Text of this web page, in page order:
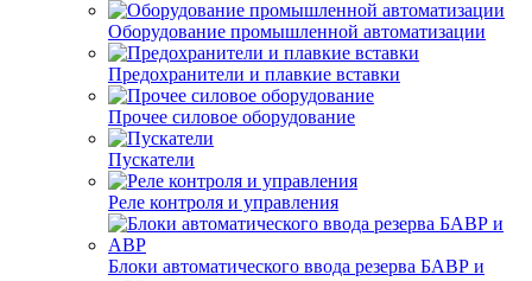
Оборудование промышленной автоматизации
Предохранители и плавкие вставки
Прочее силовое оборудование
Пускатели
Реле контроля и управления
Блоки автоматического ввода резерва БАВР и